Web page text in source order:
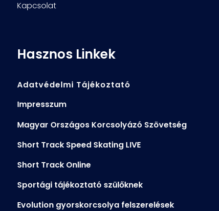
Kapcsolat
Hasznos Linkek
Adatvédelmi Tájékoztató
Impresszum
Magyar Országos Korcsolyázó Szövetség
Short Track Speed Skating LIVE
Short Track Online
Sportági tájékoztató szülőknek
Evolution gyorskorcsolya felszerelések